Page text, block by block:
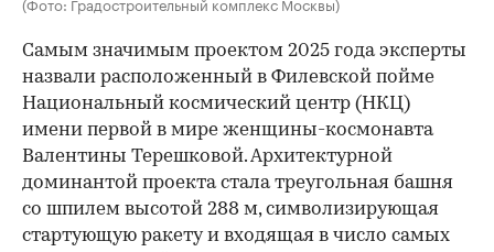
Самым значимым проектом 2025 года эксперты
назвали расположенный в Филевской пойме
Национальный космический центр (НКЦ)
имени первой в мире женщины-космонавта
Валентины Терешковой. Архитектурной
доминантой проекта стала треугольная башня
со шпилем высотой 288 м, символизирующая
стартующую ракету и входящая в число самых